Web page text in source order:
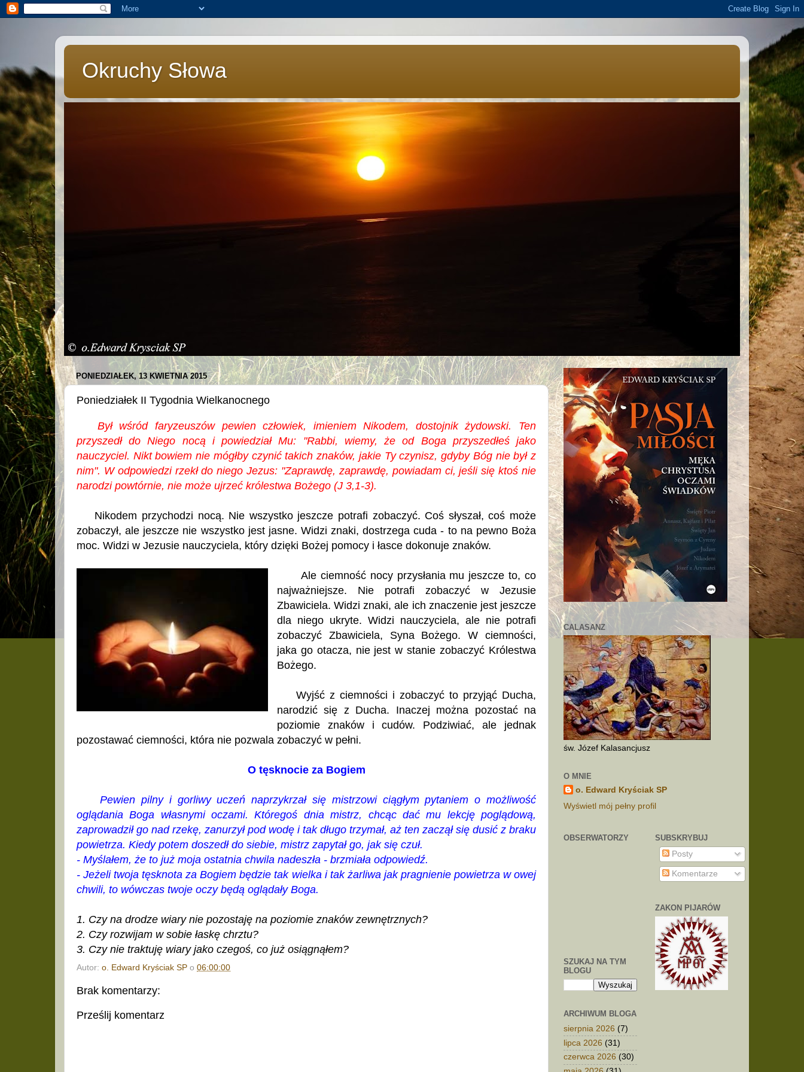
Okruchy Słowa
PONIEDZIAŁEK, 13 KWIETNIA 2015
Poniedziałek II Tygodnia Wielkanocnego
Był wśród faryzeuszów pewien człowiek, imieniem Nikodem, dostojnik żydowski. Ten
przyszedł do Niego nocą i powiedział Mu: "Rabbi, wiemy, że od Boga przyszedłeś jako
nauczyciel. Nikt bowiem nie mógłby czynić takich znaków, jakie Ty czynisz, gdyby Bóg nie był z
nim". W odpowiedzi rzekł do niego Jezus: "Zaprawdę, zaprawdę, powiadam ci, jeśli się ktoś nie
narodzi powtórnie, nie może ujrzeć królestwa Bożego (J 3,1-3).
Nikodem przychodzi nocą. Nie wszystko jeszcze potrafi zobaczyć. Coś słyszał, coś może
zobaczył, ale jeszcze nie wszystko jest jasne. Widzi znaki, dostrzega cuda - to na pewno Boża
moc. Widzi w Jezusie nauczyciela, który dzięki Bożej pomocy i łasce dokonuje znaków.
Ale ciemność nocy przysłania mu jeszcze to, co
najważniejsze. Nie potrafi zobaczyć w Jezusie
Zbawiciela. Widzi znaki, ale ich znaczenie jest jeszcze
dla niego ukryte. Widzi nauczyciela, ale nie potrafi
zobaczyć Zbawiciela, Syna Bożego. W ciemności,
jaka go otacza, nie jest w stanie zobaczyć Królestwa
Bożego.
Wyjść z ciemności i zobaczyć to przyjąć Ducha,
narodzić się z Ducha. Inaczej można pozostać na
poziomie znaków i cudów. Podziwiać, ale jednak
pozostawać ciemności, która nie pozwala zobaczyć w pełni.
O tęsknocie za Bogiem
Pewien pilny i gorliwy uczeń naprzykrzał się mistrzowi ciągłym pytaniem o możliwość
oglądania Boga własnymi oczami. Któregoś dnia mistrz, chcąc dać mu lekcję poglądową,
zaprowadził go nad rzekę, zanurzył pod wodę i tak długo trzymał, aż ten zaczął się dusić z braku
powietrza. Kiedy potem doszedł do siebie, mistrz zapytał go, jak się czuł.
- Myślałem, że to już moja ostatnia chwila nadeszła - brzmiała odpowiedź.
- Jeżeli twoja tęsknota za Bogiem będzie tak wielka i tak żarliwa jak pragnienie powietrza w owej
chwili, to wówczas twoje oczy będą oglądały Boga.
1. Czy na drodze wiary nie pozostaję na poziomie znaków zewnętrznych?
2. Czy rozwijam w sobie łaskę chrztu?
3. Czy nie traktuję wiary jako czegoś, co już osiągnąłem?
Autor: o. Edward Kryściak SP o 06:00:00
Brak komentarzy:
Prześlij komentarz
CALASANZ
św. Józef Kalasancjusz
O MNIE
o. Edward Kryściak SP
Wyświetl mój pełny profil
OBSERWATORZY
SZUKAJ NA TYM
BLOGU
ARCHIWUM BLOGA
sierpnia 2026 (7)
lipca 2026 (31)
czerwca 2026 (30)
SUBSKRYBUJ
Posty
Komentarze
ZAKON PIJARÓW